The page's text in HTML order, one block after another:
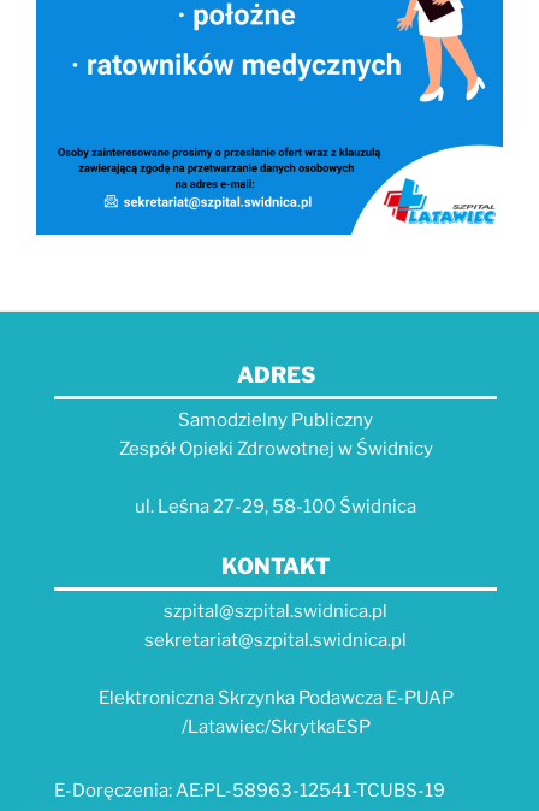
ADRES
Samodzielny Publiczny
Zespół Opieki Zdrowotnej w Świdnicy
ul. Leśna 27-29, 58-100 Świdnica
KONTAKT
szpital@szpital.swidnica.pl
sekretariat@szpital.swidnica.pl
Elektroniczna Skrzynka Podawcza E-PUAP
/Latawiec/SkrytkaESP
E-Doręczenia: AE:PL-58963-12541-TCUBS-19